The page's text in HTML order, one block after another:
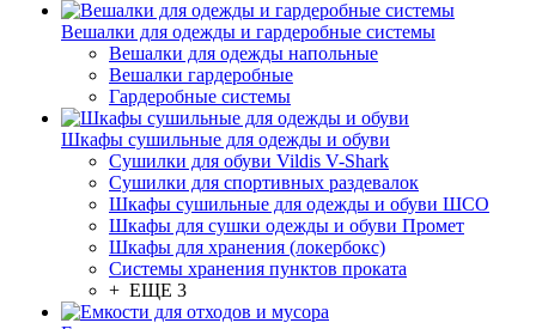
Вешалки для одежды и гардеробные системы
Вешалки для одежды напольные
Вешалки гардеробные
Гардеробные системы
Шкафы сушильные для одежды и обуви
Сушилки для обуви Vildis V-Shark
Сушилки для спортивных раздевалок
Шкафы сушильные для одежды и обуви ШСО
Шкафы для сушки одежды и обуви Промет
Шкафы для хранения (локербокс)
Системы хранения пунктов проката
+ ЕЩЕ 3